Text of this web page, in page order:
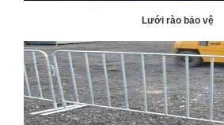
Lưới rào bảo vệ